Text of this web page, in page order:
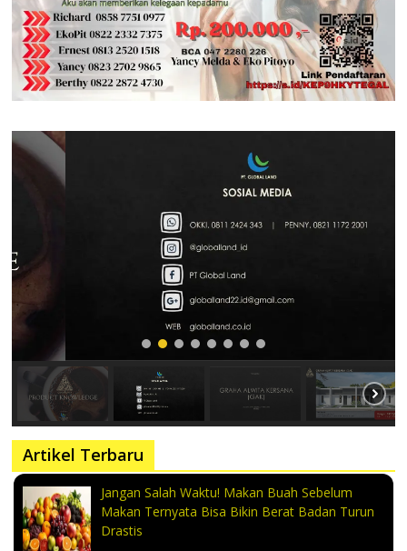
Artikel Terbaru
Jangan Salah Waktu! Makan Buah Sebelum
Makan Ternyata Bisa Bikin Berat Badan Turun
Drastis